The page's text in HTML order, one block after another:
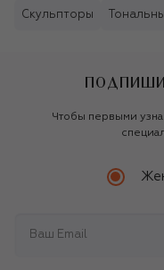
Скульпторы
Чтобы первыми